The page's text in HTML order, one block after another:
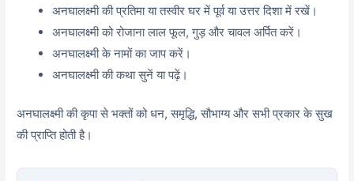
अनघालक्ष्मी की प्रतिमा या तस्वीर घर में पूर्व या उत्तर दिशा में रखें।
अनघालक्ष्मी को रोजाना लाल फूल, गुड़ और चावल अर्पित करें।
अनघालक्ष्मी के नामों का जाप करें।
अनघालक्ष्मी की कथा सुनें या पढ़ें।
अनघालक्ष्मी की कृपा से भक्तों को धन, समृद्धि, सौभाग्य और सभी प्रकार के सुख
की प्राप्ति होती है।